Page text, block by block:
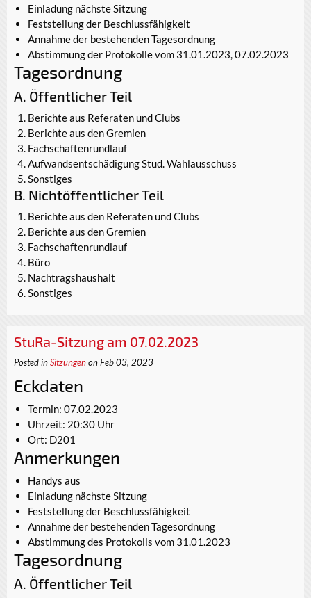
Einladung nächste Sitzung
Feststellung der Beschlussfähigkeit
Annahme der bestehenden Tagesordnung
Abstimmung der Protokolle vom 31.01.2023, 07.02.2023
Tagesordnung
A. Öffentlicher Teil
Berichte aus Referaten und Clubs
Berichte aus den Gremien
Fachschaftenrundlauf
Aufwandsentschädigung Stud. Wahlausschuss
Sonstiges
B. Nichtöffentlicher Teil
Berichte aus den Referaten und Clubs
Berichte aus den Gremien
Fachschaftenrundlauf
Büro
Nachtragshaushalt
Sonstiges
StuRa-Sitzung am 07.02.2023
Posted inSitzungenon Feb 03, 2023
Eckdaten
Termin: 07.02.2023
Uhrzeit: 20:30 Uhr
Ort: D201
Anmerkungen
Handys aus
Einladung nächste Sitzung
Feststellung der Beschlussfähigkeit
Annahme der bestehenden Tagesordnung
Abstimmung des Protokolls vom 31.01.2023
Tagesordnung
A. Öffentlicher Teil